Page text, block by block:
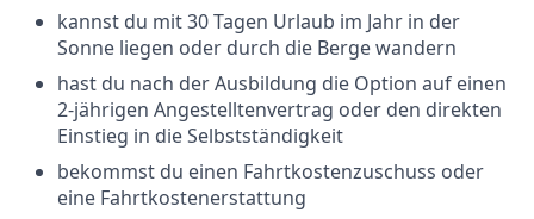
kannst du mit 30 Tagen Urlaub im Jahr in der
Sonne liegen oder durch die Berge wandern
hast du nach der Ausbildung die Option auf einen
2-jährigen Angestelltenvertrag oder den direkten
Einstieg in die Selbstständigkeit
bekommst du einen Fahrtkostenzuschuss oder
eine Fahrtkostenerstattung